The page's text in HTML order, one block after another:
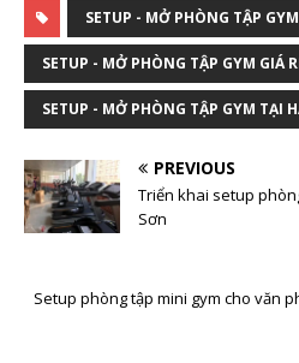
SETUP - MỞ PHÒNG TẬP
SETUP - MỞ PHÒNG TẬP GYM GIÁ
SETUP - MỞ PHÒNG TẬP GYM TẠI
PREVIOUS
Triển khai setup
Sơn
Setup phòng tập mini gym cho văn